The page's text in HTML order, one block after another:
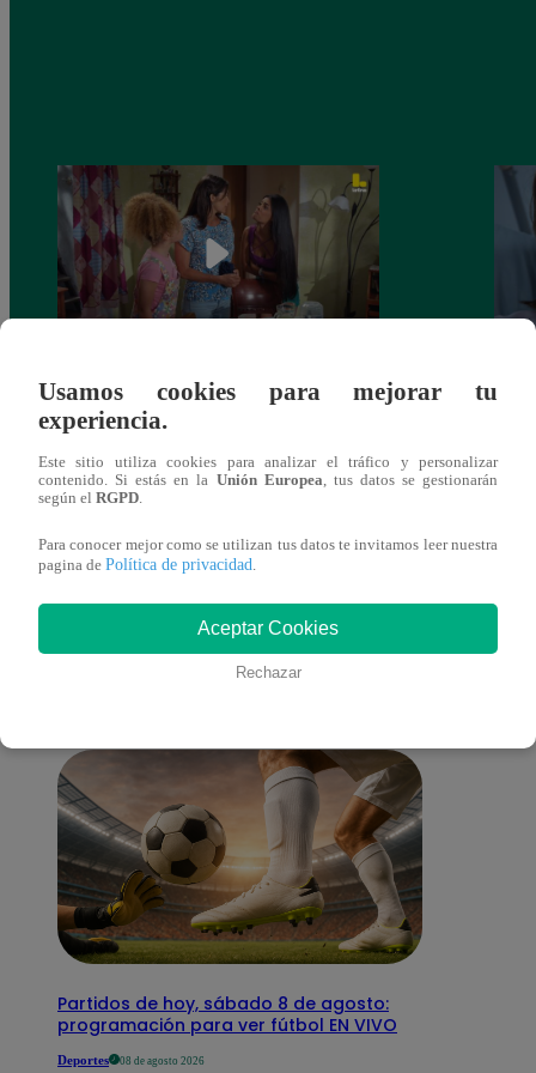
Valentina Valiente capítulo 44: Kathy y
Jenny atan cabos sobre la relación entre
También te puede
interesar
Partidos de hoy, sábado 8 de agosto:
programación para ver fútbol EN VIVO
Deportes 08 de agosto 2026
Usamos cookies para mejorar tu
experiencia.
Este sitio utiliza cookies para analizar el tráfico y personalizar
contenido. Si estás en la Unión Europea, tus datos se gestionarán
según el RGPD.
Para conocer mejor como se utilizan tus datos te invitamos leer nuestra
pagina de Política de privacidad.
Aceptar Cookies
Rechazar